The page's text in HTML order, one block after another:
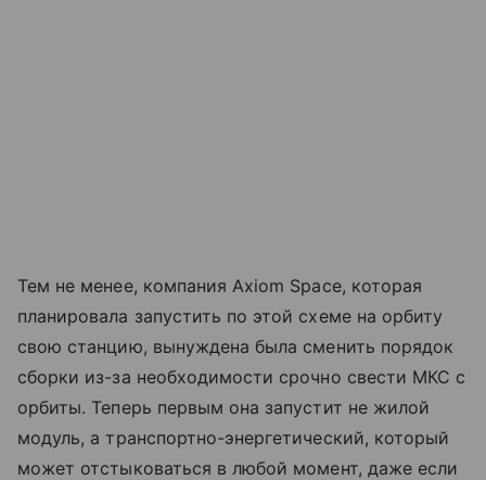
Тем не менее, компания Axiom Space, которая
планировала запустить по этой схеме на орбиту
свою станцию, вынуждена была сменить порядок
сборки из-за необходимости срочно свести МКС с
орбиты. Теперь первым она запустит не жилой
модуль, а транспортно-энергетический, который
может отстыковаться в любой момент, даже если